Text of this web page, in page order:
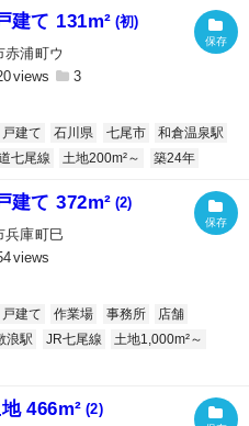
建て 131m² (初)
赤浦町ウ
3
戸建て 石川県 七尾市
和倉温泉駅
七尾線 土地200m²～ 築24年
建て 372m² (2)
兵庫町巳
戸建て 作業場 事務所
店舗
浪駅 JR七尾線
土地1,000m²～
466m² (2)